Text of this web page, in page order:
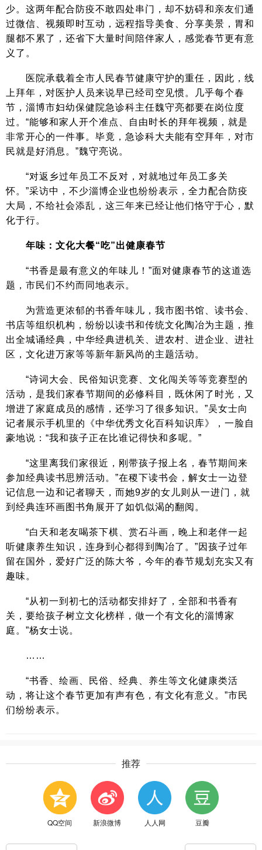
少。这两年配合防疫不敢四处串门，却不妨碍和亲友们通
过微信、视频即时互动，远程指导美食、分享美景，胃和
腿都不累了，还省下大量时间陪伴家人，感觉春节更有意
义了。
医院承载着全市人民春节健康守护的重任，因此，线
上拜年，对医护人员来说早已经司空见惯。几乎每个春
节，淄博市妇幼保健院急诊科主任魏守亮都要在岗位度
过。“能够和家人开个准点、自由时长的拜年视频，就是
非常开心的一件事。毕竟，急诊科大夫能有空拜年，对市
民就是好消息。”魏守亮说。
“对返乡过年员工不反对，对就地过年员工多关
怀。”采访中，不少淄博企业也纷纷表示，全力配合防疫
大局，不给社会添乱，这三年来已经让他们恪守于心，默
化于行。
年味：文化大餐“吃”出健康春节
“书香是最有意义的年味儿！”面对健康春节的这道选
题，市民们不约而同地表示。
为营造更浓郁的书香年味儿，我市图书馆、读书会、
书店等组织机构，纷纷以读书和传统文化陶冶为主题，推
出全城诵经典，中华经典进机关、进农村、进企业、进社
区，文化进万家等等新年新风尚的主题活动。
“诗词大会、民俗知识竞赛、文化闯关等等竞赛型的
活动，是我们家春节期间的必修科目，既休闲了时光，又
增进了家庭成员的感情，还学习了很多知识。”吴女士向
记者展示手机里的《中华优秀文化百科知识库》，一脸自
豪地说：“我和孩子正在比谁记得快和多呢。”
“这里离我们家很近，刚带孩子报上名，春节期间来
参加经典读书思辨活动。”在稷下读书会，解女士一边登
记信息一边和记者聊天，而她9岁的女儿则从一进门，就
到经典连环画图书角展开了如饥似渴的翻阅。
“白天和老友喝茶下棋、赏石斗画，晚上和老伴一起
听健康养生知识，连身到心都得到陶冶了。”因孩子过年
留在国外，爱好广泛的陈大爷，今年的春节规划充实又有
趣味。
“从初一到初七的活动都安排好了，全部和书香有
关，要给孩子树立文化榜样，做一个有文化的淄博家
庭。”杨女士说。
……
“书香、绘画、民俗、经典、养生等文化健康类活
动，将让这个春节更加有声有色，有文化有意义。”市民
们纷纷表示。
推荐
QQ空间 新浪微博 人人网 豆瓣